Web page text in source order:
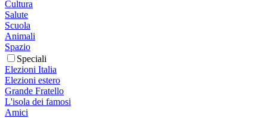
Cultura
Salute
Scuola
Animali
Spazio
Speciali
Elezioni Italia
Elezioni estero
Grande Fratello
L'isola dei famosi
Amici